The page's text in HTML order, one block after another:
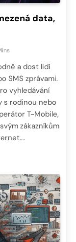
data,
a dost lidí
SMS zprávami.
vyhledávání
s rodinou nebo
T-Mobile,
zákazníkům